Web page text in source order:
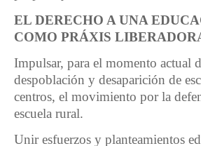
EL DERECHO A UNA
COMO PRÁXIS
Impulsar, para el momento actual
despoblación y desaparición de
centros, el movimiento por la
escuela rural.
Unir esfuerzos y planteamientos